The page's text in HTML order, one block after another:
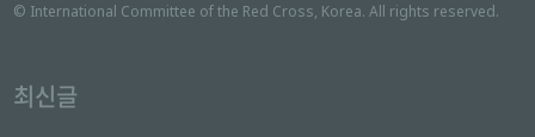
© International Committee of the Red Cross, Korea. All rights reserved.
최신글